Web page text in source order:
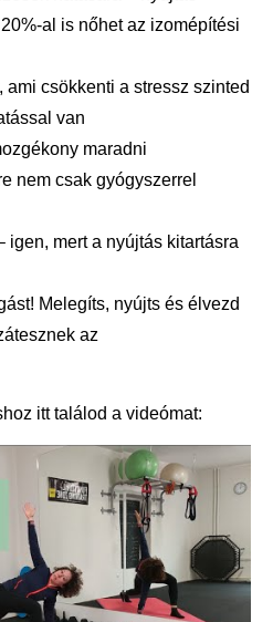
al is nőhet az izomépítési
ami csökkenti a stressz szinted
van
maradni
nem csak gyógyszerrel
igen, mert a nyújtás kitartásra
Melegíts, nyújts és élvezd
az
itt találod a videómat: